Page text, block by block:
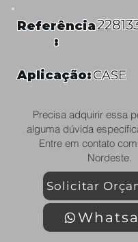
Referência
:
Aplicação:CASE
Precisa adquirir essa
alguma dúvida
Entre em contato
Nordeste.
Solicitar